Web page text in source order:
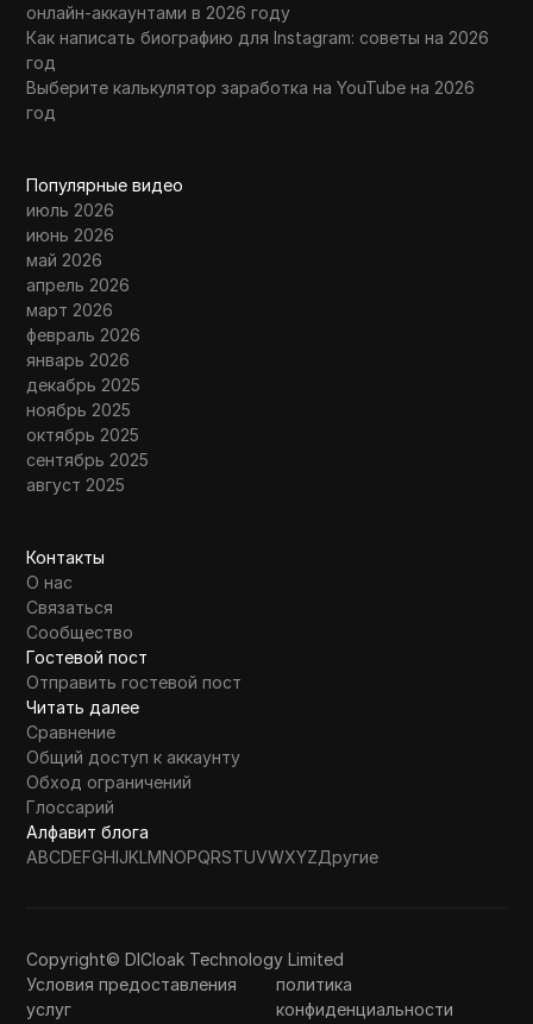
онлайн-аккаунтами в 2026 году
Как написать биографию для Instagram: советы на 2026
год
Выберите калькулятор заработка на YouTube на 2026
год
Популярные видео
июль 2026
июнь 2026
май 2026
апрель 2026
март 2026
февраль 2026
январь 2026
декабрь 2025
ноябрь 2025
октябрь 2025
сентябрь 2025
август 2025
Контакты
О нас
Связаться
Сообщество
Гостевой пост
Отправить гостевой пост
Читать далее
Сравнение
Общий доступ к аккаунту
Обход ограничений
Глоссарий
Алфавит блога
ABCDEFGHIJKLMNOPQRSTUVWXYZДругие
Copyright© DICloak Technology Limited
Условия предоставления
услуг
политика
конфиденциальности